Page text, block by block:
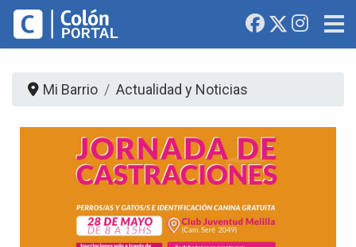
Mi Barrio Actualidad y Noticias